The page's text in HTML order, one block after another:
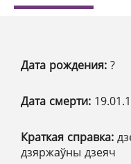
Дата рождения: ?
Дата смерти:
Краткая справка:
дзяржаўны дзеяч